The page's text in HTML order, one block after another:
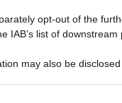
opt-out of the
IAB’s list of downstream
may also be